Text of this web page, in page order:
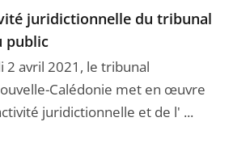
juridictionnelle du tribunal
public
2 avril 2021, le tribunal
Calédonie met en œuvre
juridictionnelle et de l' ...